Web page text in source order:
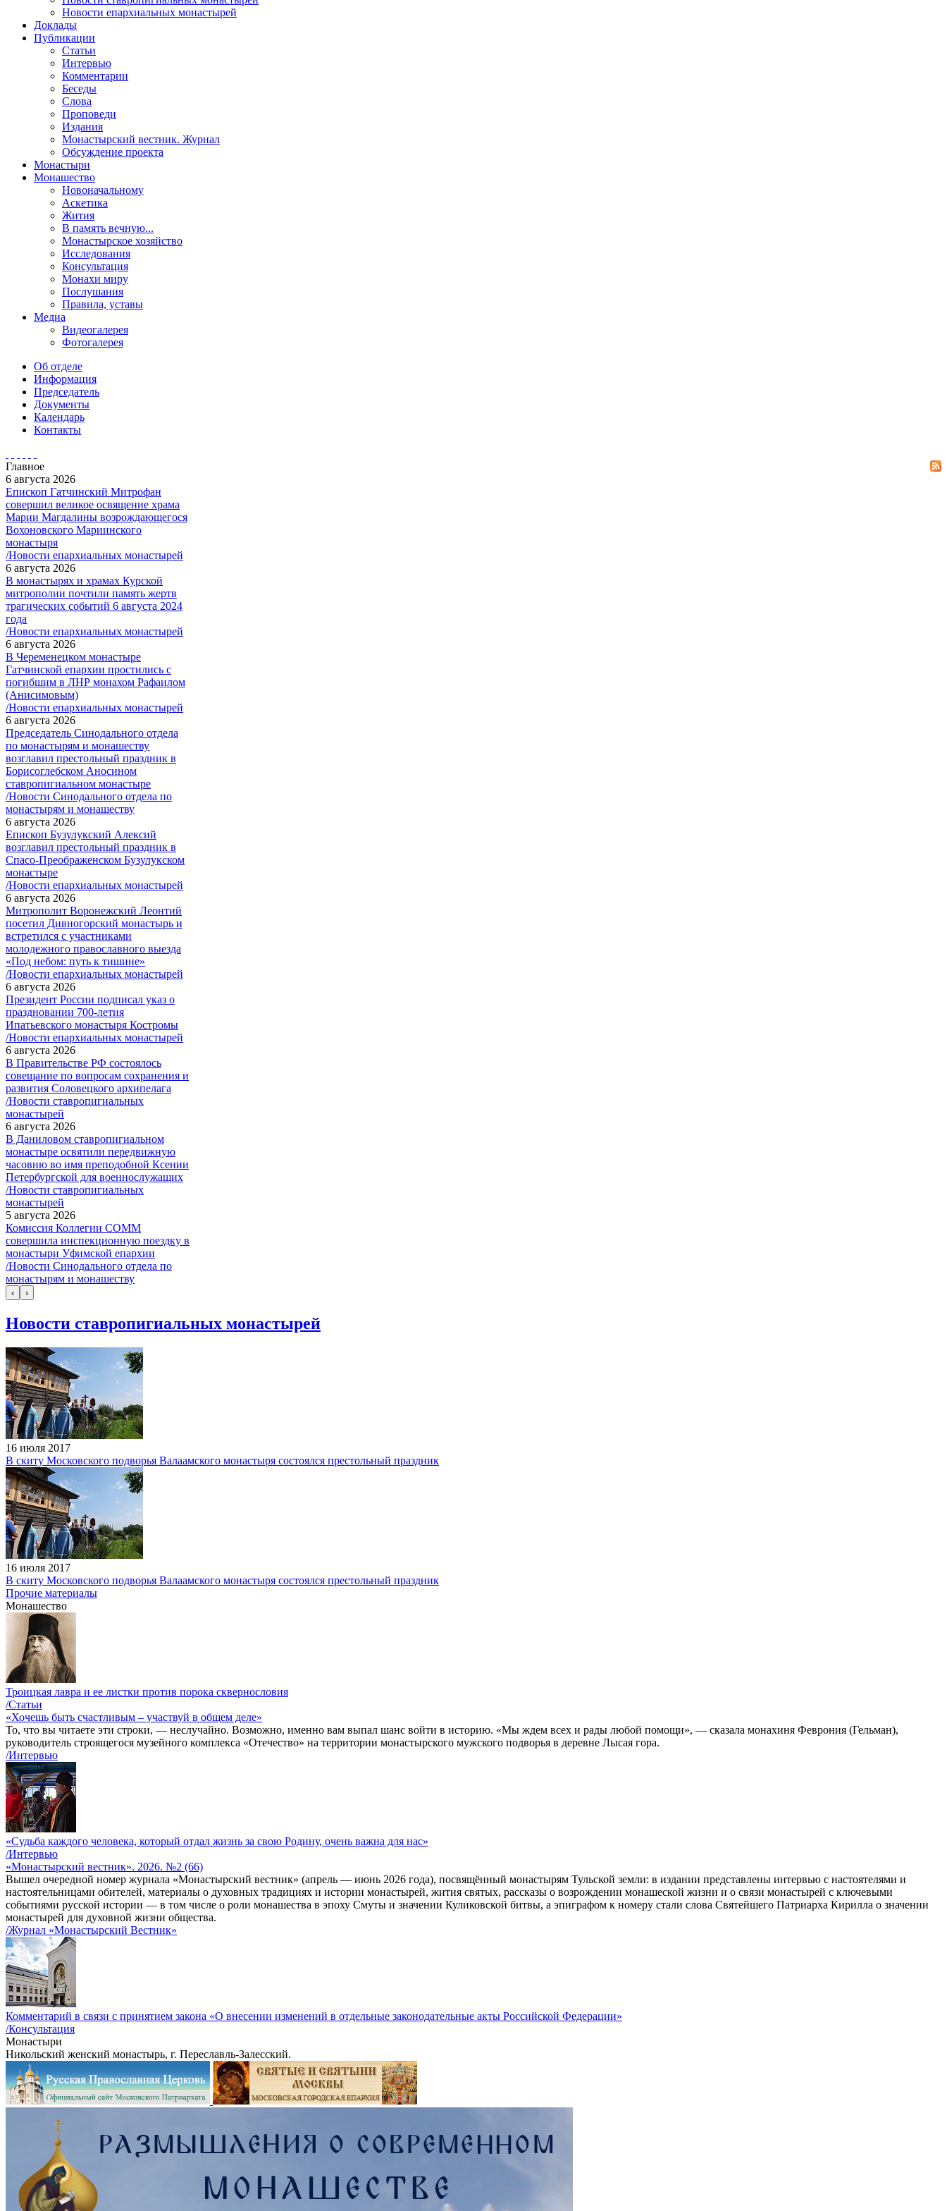
Новости епархиальных монастырей
Доклады
Публикации
Статьи
Интервью
Комментарии
Беседы
Слова
Проповеди
Издания
Монастырский вестник. Журнал
Обсуждение проекта
Монастыри
Монашество
Новоначальному
Аскетика
Жития
В память вечную...
Монастырское хозяйство
Исследования
Консультация
Монахи миру
Послушания
Правила, уставы
Медиа
Видеогалерея
Фотогалерея
Об отделе
Информация
Председатель
Документы
Календарь
Контакты
Главное
6 августа 2026
Епископ Гатчинский Митрофан
совершил великое освящение храма
Марии Магдалины возрождающегося
Вохоновского Мариинского
монастыря
/Новости епархиальных монастырей
6 августа 2026
В монастырях и храмах Курской
митрополии почтили память жертв
трагических событий 6 августа 2024
года
/Новости епархиальных монастырей
6 августа 2026
В Череменецком монастыре
Гатчинской епархии простились с
погибшим в ЛНР монахом Рафаилом
(Анисимовым)
/Новости епархиальных монастырей
6 августа 2026
Председатель Синодального отдела
по монастырям и монашеству
возглавил престольный праздник в
Борисоглебском Аносином
ставропигиальном монастыре
/Новости Синодального отдела по
монастырям и монашеству
6 августа 2026
Епископ Бузулукский Алексий
возглавил престольный праздник в
Спасо-Преображенском Бузулукском
монастыре
/Новости епархиальных монастырей
6 августа 2026
Митрополит Воронежский Леонтий
посетил Дивногорский монастырь и
встретился с участниками
молодежного православного выезда
«Под небом: путь к тишине»
/Новости епархиальных монастырей
6 августа 2026
Президент России подписал указ о
праздновании 700-летия
Ипатьевского монастыря Костромы
/Новости епархиальных монастырей
6 августа 2026
В Правительстве РФ состоялось
совещание по вопросам сохранения и
развития Соловецкого архипелага
/Новости ставропигиальных
монастырей
6 августа 2026
В Даниловом ставропигиальном
монастыре освятили передвижную
часовню во имя преподобной Ксении
Петербургской для военнослужащих
/Новости ставропигиальных
монастырей
5 августа 2026
Комиссия Коллегии СОММ
совершила инспекционную поездку в
монастыри Уфимской епархии
/Новости Синодального отдела по
монастырям и монашеству
‹ ›
Новости ставропигиальных монастырей
16 июля 2017
В скиту Московского подворья Валаамского монастыря состоялся престольный праздник
16 июля 2017
В скиту Московского подворья Валаамского монастыря состоялся престольный праздник
Прочие материалы
Монашество
Троицкая лавра и ее листки против порока сквернословия
/Статьи
«Хочешь быть счастливым – участвуй в общем деле»
То, что вы читаете эти строки, — неслучайно. Возможно, именно вам выпал шанс войти в историю. «Мы ждем всех и рады любой помощи», — сказала монахиня Феврония (Гельман),
руководитель строящегося музейного комплекса «Отечество» на территории монастырского мужского подворья в деревне Лысая гора.
/Интервью
«Судьба каждого человека, который отдал жизнь за свою Родину, очень важна для нас»
/Интервью
«Монастырский вестник». 2026. №2 (66)
Вышел очередной номер журнала «Монастырский вестник» (апрель — июнь 2026 года), посвящённый монастырям Тульской земли: в издании представлены интервью с настоятелями и
настоятельницами обителей, материалы о духовных традициях и истории монастырей, жития святых, рассказы о возрождении монашеской жизни и о связи монастырей с ключевыми
событиями русской истории — в том числе о роли монашества в эпоху Смуты и значении Куликовской битвы, а эпиграфом к номеру стали слова Святейшего Патриарха Кирилла о значении
монастырей для духовной жизни общества.
/Журнал «Монастырский Вестник»
Комментарий в связи с принятием закона «О внесении изменений в отдельные законодательные акты Российской Федерации»
/Консультация
Монастыри
Никольский женский монастырь, г. Переславль-Залесский.